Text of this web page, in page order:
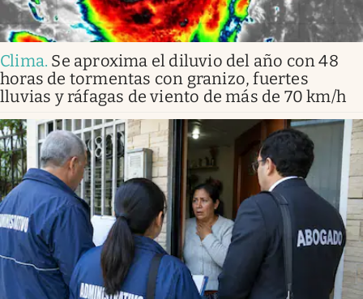
Clima. Se aproxima el diluvio del año con 48
horas de tormentas con granizo, fuertes
lluvias y ráfagas de viento de más de 70 km/h